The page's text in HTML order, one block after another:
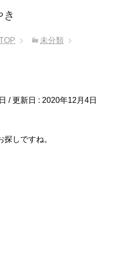
未分類
/ 更新日 : 2020年12月4日
しですね。